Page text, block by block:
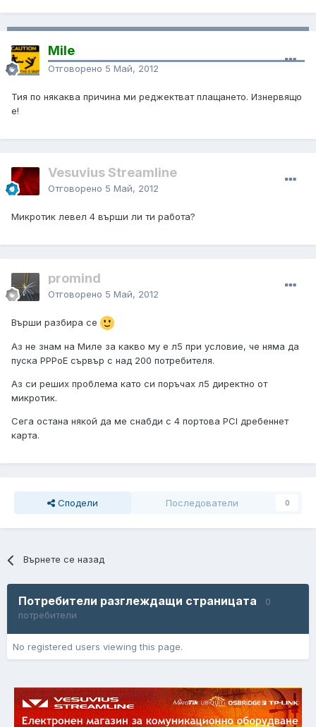
Mile
Отговорено 5 Май, 2012
Тия по някаква причина ми реджектват плащането. Изнервящо
е!
Vesuvius Streamline
Отговорено 5 Май, 2012
Микротик левел 4 върши ли ти работа?
promind
Отговорено 5 Май, 2012
Върши разбира се
Аз не знам на Миле за какво му е л5 при условие, че няма да
пуска PPPoE сървър с над 200 потребителя.
Аз си реших проблема като си поръчах л5 директно от
микротик.
Сега остана някой да ме снабди с 4 портова PCI дребеннет
карта.
Сподели Последователи 0
Върнете се назад
Потребители разглеждащи страницата
0
потребители
No registered users viewing this page.